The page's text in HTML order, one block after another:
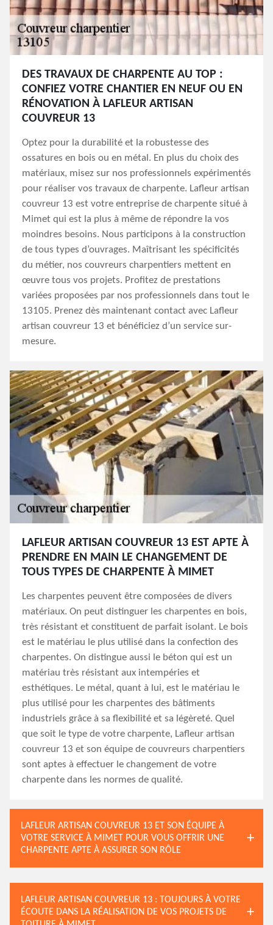
DES TRAVAUX DE CHARPENTE AU TOP :
CONFIEZ VOTRE CHANTIER EN NEUF OU EN
RÉNOVATION À LAFLEUR ARTISAN
COUVREUR 13
Optez pour la durabilité et la robustesse des
ossatures en bois ou en métal. En plus du choix des
matériaux, misez sur nos professionnels expérimentés
pour réaliser vos travaux de charpente. Lafleur artisan
couvreur 13 est votre entreprise de charpente situé à
Mimet qui est la plus à même de répondre la vos
moindres besoins. Nous participons à la construction
de tous types d’ouvrages. Maîtrisant les spécificités
du métier, nos couvreurs charpentiers mettent en
œuvre tous vos projets. Profitez de prestations
variées proposées par nos professionnels dans tout le
13105. Prenez dès maintenant contact avec Lafleur
artisan couvreur 13 et bénéficiez d’un service sur-
mesure.
LAFLEUR ARTISAN COUVREUR 13 EST APTE À
PRENDRE EN MAIN LE CHANGEMENT DE
TOUS TYPES DE CHARPENTE À MIMET
Les charpentes peuvent être composées de divers
matériaux. On peut distinguer les charpentes en bois,
très résistant et constituent de parfait isolant. Le bois
est le matériau le plus utilisé dans la confection des
charpentes. On distingue aussi le béton qui est un
matériau très résistant aux intempéries et
esthétiques. Le métal, quant à lui, est le matériau le
plus utilisé pour les charpentes des bâtiments
industriels grâce à sa flexibilité et sa légèreté. Quel
que soit le type de votre charpente, Lafleur artisan
couvreur 13 et son équipe de couvreurs charpentiers
sont aptes à effectuer le changement de votre
charpente dans les normes de qualité.
LAFLEUR ARTISAN COUVREUR 13 ET SON ÉQUIPE À
VOTRE SERVICE À MIMET POUR VOUS OFFRIR UNE
CHARPENTE APTE À ASSURER SON RÔLE
LAFLEUR ARTISAN COUVREUR 13 : TOUJOURS À VOTRE
ÉCOUTE DANS LA RÉALISATION DE VOS PROJETS DE